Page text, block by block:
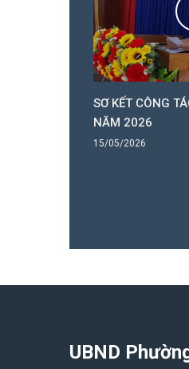
SƠ KẾT CÔNG
NĂM 2026
15/05/2026
UBND